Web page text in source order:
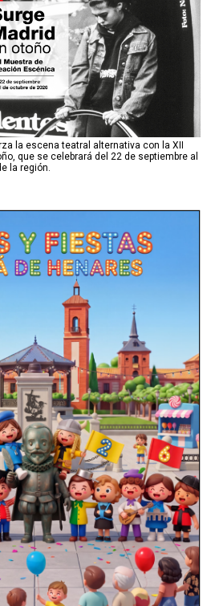
la escena teatral alternativa con la XII
que se celebrará del 22 de septiembre al
la región.